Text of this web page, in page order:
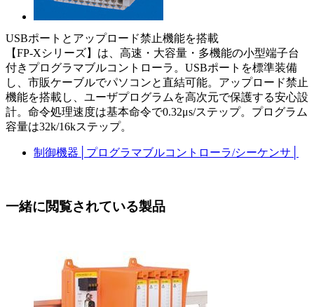
USBポートとアップロード禁止機能を搭載
【FP-Xシリーズ】は、高速・大容量・多機能の小型端子台
付きプログラマブルコントローラ。USBポートを標準装備
し、市販ケーブルでパソコンと直結可能。アップロード禁止
機能を搭載し、ユーザプログラムを高次元で保護する安心設
計。命令処理速度は基本命令で0.32μs/ステップ。プログラム
容量は32k/16kステップ。
制御機器 プログラマブルコントローラ/シーケンサ
一緒に閲覧されている製品